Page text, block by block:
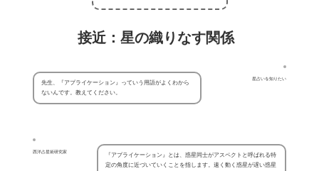
接近：星の織りなす関係
星占いを知りたい
先生、『アプライケーション』っていう用語がよくわから
ないんです。教えてください。
西洋占星術研究家
『アプライケーション』とは、惑星同士がアスペクトと呼ばれる特
定の角度に近づいていくことを指します。速く動く惑星が遅い惑星